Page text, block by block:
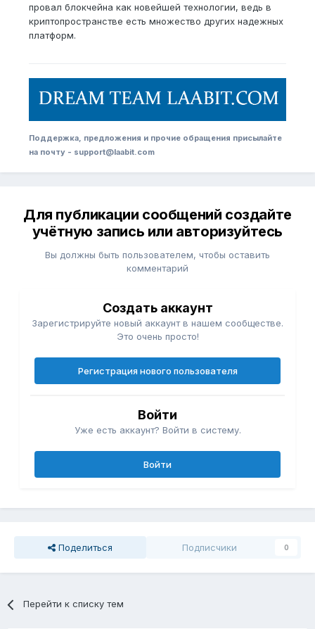
провал блокчейна как новейшей технологии, ведь в
криптопространстве есть множество других надежных
платформ.
Поддержка, предложения и прочие обращения присылайте
на почту - support@laabit.com
Для публикации сообщений создайте
учётную запись или авторизуйтесь
Вы должны быть пользователем, чтобы оставить
комментарий
Создать аккаунт
Зарегистрируйте новый аккаунт в нашем сообществе.
Это очень просто!
Регистрация нового пользователя
Войти
Уже есть аккаунт? Войти в систему.
Войти
Поделиться Подписчики 0
Перейти к списку тем